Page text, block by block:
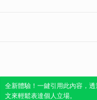
全新體驗！一鍵引用此內容，
文來輕鬆表達個人立場。